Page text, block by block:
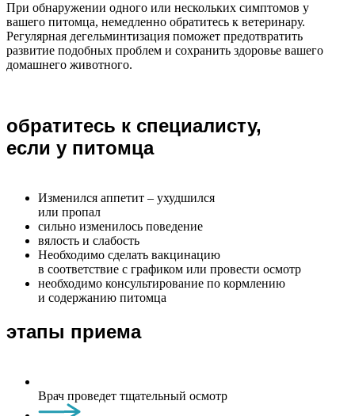
При обнаружении одного или нескольких симптомов у
вашего питомца, немедленно обратитесь к ветеринару.
Регулярная дегельминтизация поможет предотвратить
развитие подобных проблем и сохранить здоровье вашего
домашнего животного.
обратитесь к специалисту,
если у питомца
Изменился аппетит – ухудшился
или пропал
сильно изменилось поведение
вялость и слабость
Необходимо сделать вакцинацию
в соответствие с графиком или провести осмотр
необходимо консультирование по кормлению
и содержанию питомца
этапы приема
Врач проведет тщательный осмотр